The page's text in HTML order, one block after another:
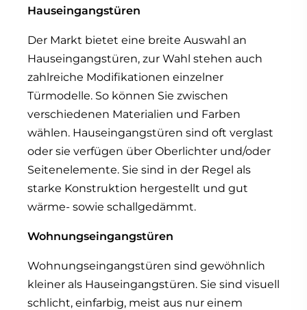
Hauseingangstüren
Der Markt bietet eine breite Auswahl an
Hauseingangstüren, zur Wahl stehen auch
zahlreiche Modifikationen einzelner
Türmodelle. So können Sie zwischen
verschiedenen Materialien und Farben
wählen. Hauseingangstüren sind oft verglast
oder sie verfügen über Oberlichter und/oder
Seitenelemente. Sie sind in der Regel als
starke Konstruktion hergestellt und gut
wärme- sowie schallgedämmt.
Wohnungseingangstüren
Wohnungseingangstüren sind gewöhnlich
kleiner als Hauseingangstüren. Sie sind visuell
schlicht, einfarbig, meist aus nur einem